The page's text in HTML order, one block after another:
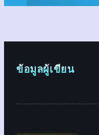
ข้อมูลผู้เขียน